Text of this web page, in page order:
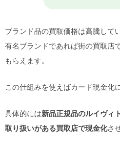
ブランド品の買取価格は高騰して
有名ブランドであれば街の買取店
もらえます。
この仕組みを使えばカード現金化
具体的には新品正規品のルイヴィ
取り扱いがある買取店で現金化さ